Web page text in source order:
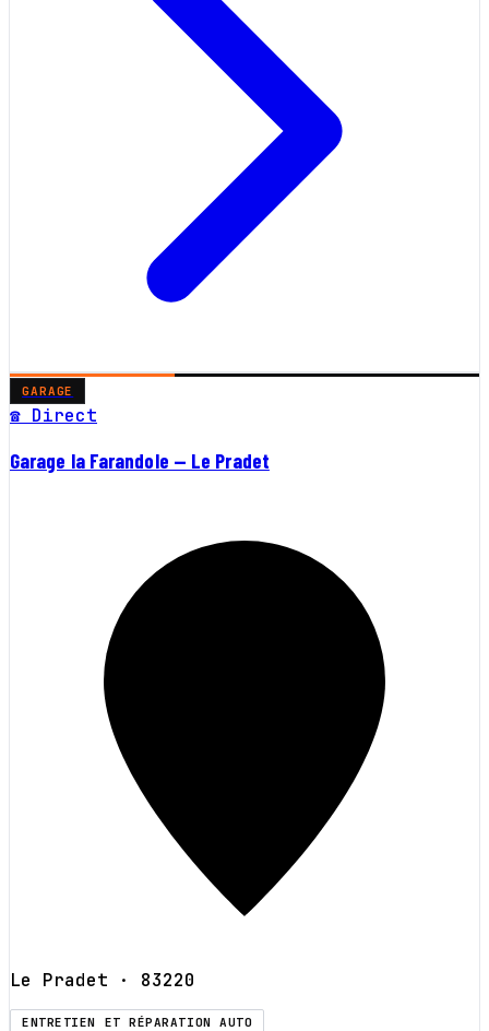
GARAGE
☎ Direct
Garage la Farandole — Le Pradet
Le Pradet · 83220
ENTRETIEN ET RÉPARATION AUTO